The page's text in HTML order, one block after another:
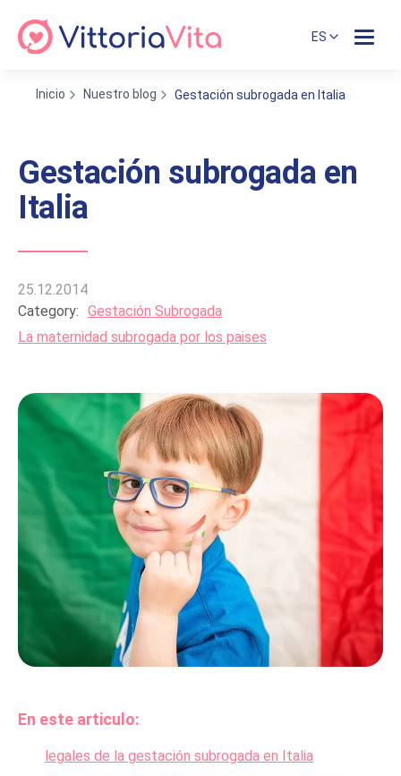
ES
Inicio Nuestro blog Gestación subrogada en Italia
Gestación subrogada en
Italia
25.12.2014
Category: Gestación Subrogada
La maternidad subrogada por los paises
En este articulo:
legales de la gestación subrogada en Italia